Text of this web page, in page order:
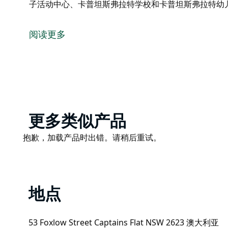
子活动中心、卡普坦斯弗拉特学校和卡普坦斯弗拉特幼
集市每月第一个星期六在卡普坦斯弗拉特社区中心举行
阅读更多
Product
List
更多类似产品
Product
抱歉，加载产品时出错。请稍后重试。
地点
53 Foxlow Street Captains Flat NSW 2623 澳大利亚